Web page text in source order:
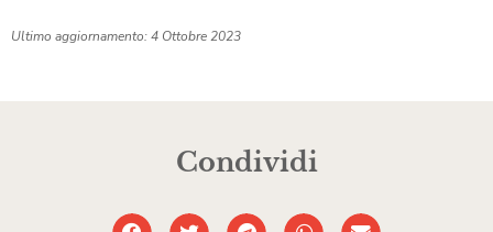
Ultimo aggiornamento: 4 Ottobre 2023
Condividi